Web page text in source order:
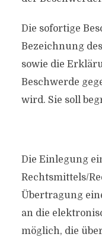
Die sofortige
Bezeichnung
sowie die
Beschwerde
wird. Sie soll
Die Einlegung
Rechtsmittels/
Übertragung
an die
möglich, die